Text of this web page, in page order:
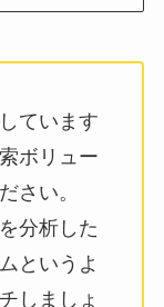
ています
ボリュー
さい。
分析した
というよ
しましょ